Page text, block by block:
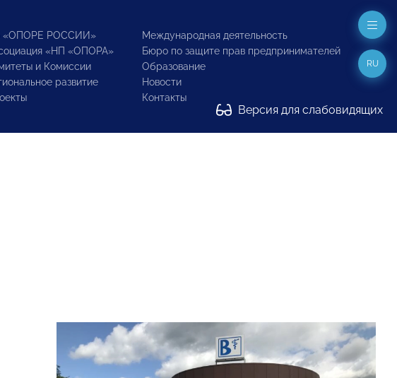
«ОПОРЕ РОССИИ»
«НП «ОПОРА»
и Комиссии
развитие
Международная деятельность
Бюро по защите прав предпринимателей
Образование
Новости
Контакты
Версия для слабовидящих
RU